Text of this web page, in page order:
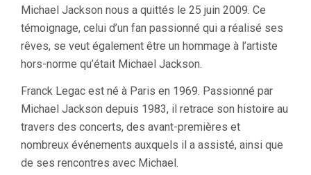
Michael Jackson nous a quittés le 25 juin 2009. Ce
témoignage, celui d’un fan passionné qui a réalisé ses
rêves, se veut également être un hommage à l’artiste
hors-norme qu’était Michael Jackson.
Franck Legac est né à Paris en 1969. Passionné par
Michael Jackson depuis 1983, il retrace son histoire au
travers des concerts, des avant-premières et
nombreux événements auxquels il a assisté, ainsi que
de ses rencontres avec Michael.